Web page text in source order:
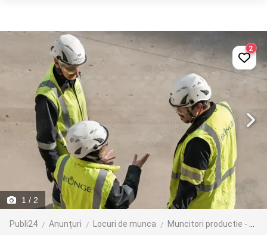
1 / 2
Publi24 Anunțuri Locuri de munca Muncitori productie - depozit - logistica
2